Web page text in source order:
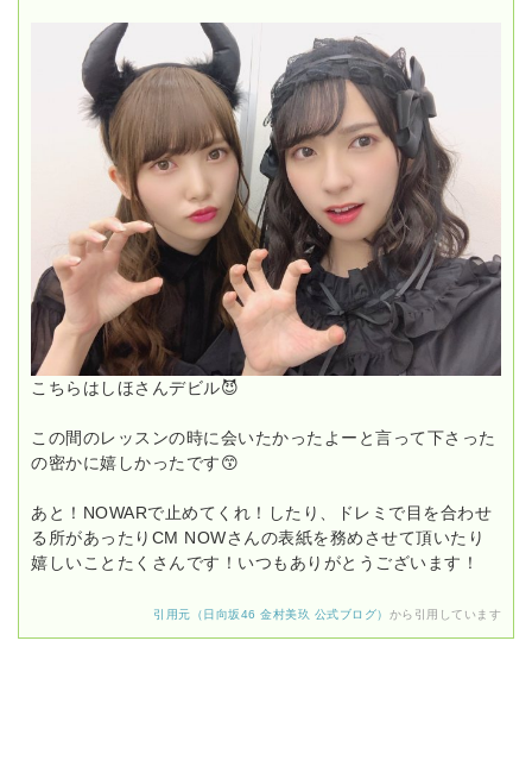
こちらはしほさんデビル😈
この間のレッスンの時に会いたかったよーと言って下さった
の密かに嬉しかったです😙
あと！NOWARで止めてくれ！したり、ドレミで目を合わせ
る所があったりCM NOWさんの表紙を務めさせて頂いたり
嬉しいことたくさんです！いつもありがとうございます！
引用元（日向坂46 金村美玖 公式ブログ） から引用しています